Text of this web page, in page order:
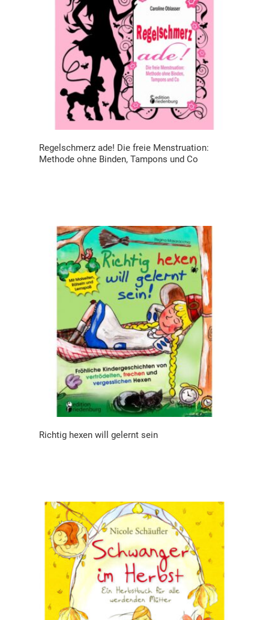
Regelschmerz ade! Die freie Menstruation:
Methode ohne Binden, Tampons und Co
Richtig hexen will gelernt sein